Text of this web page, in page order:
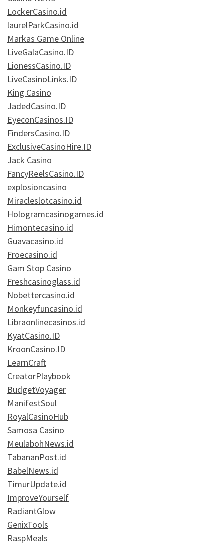
LockerCasino.id
laurelParkCasino.id
Markas Game Online
LiveGalaCasino.ID
LionessCasino.ID
LiveCasinoLinks.ID
King Casino
JadedCasino.ID
EyeconCasinos.ID
FindersCasino.ID
ExclusiveCasinoHire.ID
Jack Casino
FancyReelsCasino.ID
explosioncasino
Miracleslotcasino.id
Hologramcasinogames.id
Himontecasino.id
Guavacasino.id
Froecasino.id
Gam Stop Casino
Freshcasinoglass.id
Nobettercasino.id
Monkeyfuncasino.id
Libraonlinecasinos.id
KyatCasino.ID
KroonCasino.ID
LearnCraft
CreatorPlaybook
BudgetVoyager
ManifestSoul
RoyalCasinoHub
Samosa Casino
MeulabohNews.id
TabananPost.id
BabelNews.id
TimurUpdate.id
ImproveYourself
RadiantGlow
GenixTools
RaspMeals